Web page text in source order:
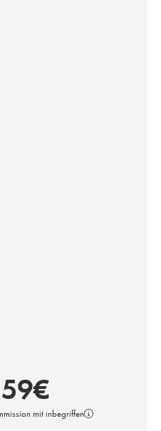
59€
mit inbegriffen